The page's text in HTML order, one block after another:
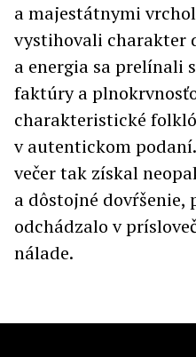
a majestátnymi
vystihovali charakter
a energia sa prelínali
faktúry a
charakteristické
v autentickom
večer tak získal
a dôstojné dovŕšenie,
odchádzalo v
nálade.